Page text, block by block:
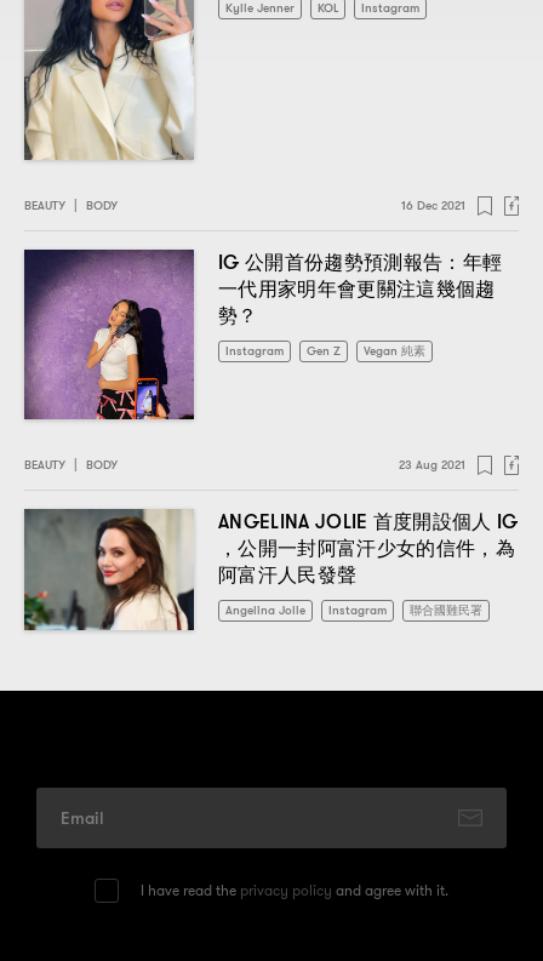
Kylie Jenner KOL Instagram
BEAUTY BODY 16 Dec 2021
IG 公開首份趨勢預測報告 ： 年輕
一代用家明年會更關注這幾個趨
勢 ？
Instagram Gen Z Vegan 純素
BEAUTY BODY 23 Aug 2021
ANGELINA JOLIE 首度開設個人 IG
，公開一封阿富汗少女的信件 ， 為
阿富汗人民發聲
Angelina Jolie Instagram 聯合國難民署
I have read the privacy policy and agree with it.